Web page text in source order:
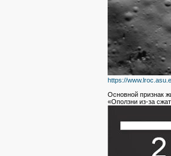
https://
Основной признак
«Оползни из-за